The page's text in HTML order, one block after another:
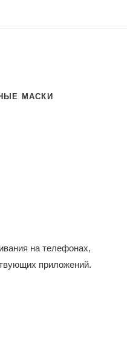
МАСКИ
на телефонах,
приложений.